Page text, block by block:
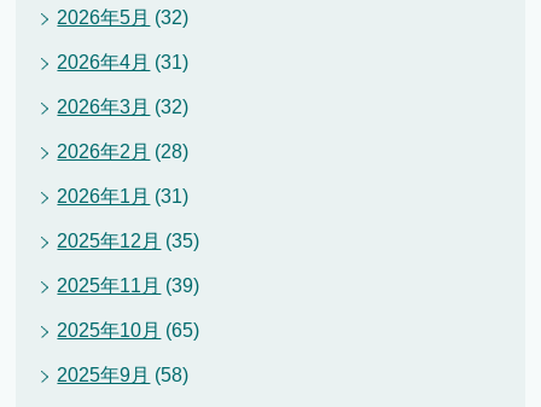
2026年5月 (32)
2026年4月 (31)
2026年3月 (32)
2026年2月 (28)
2026年1月 (31)
2025年12月 (35)
2025年11月 (39)
2025年10月 (65)
2025年9月 (58)